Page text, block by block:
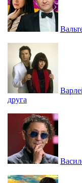
друга